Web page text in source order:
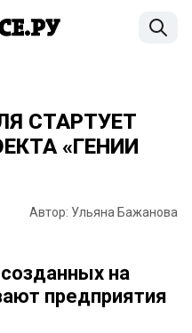
СТАРТУЕТ
«ГЕНИИ
Автор: Ульяна Бажанова
на
предприятия